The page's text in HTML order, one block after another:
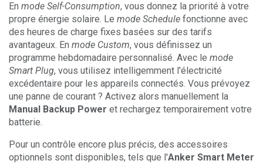
En mode Self-Consumption, vous donnez la priorité à votre
propre énergie solaire. Le mode Schedule fonctionne avec
des heures de charge fixes basées sur des tarifs
avantageux. En mode Custom, vous définissez un
programme hebdomadaire personnalisé. Avec le mode
Smart Plug, vous utilisez intelligemment l'électricité
excédentaire pour les appareils connectés. Vous prévoyez
une panne de courant ? Activez alors manuellement la
Manual Backup Power et rechargez temporairement votre
batterie.
Pour un contrôle encore plus précis, des accessoires
optionnels sont disponibles, tels que l'Anker Smart Meter